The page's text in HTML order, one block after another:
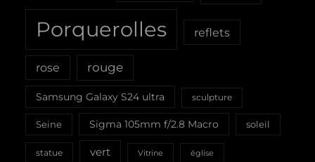
Porquerolles reflets
rose rouge
Samsung Galaxy S24 ultra sculpture
Seine Sigma 105mm f/2.8 Macro soleil
statue vert Vitrine église